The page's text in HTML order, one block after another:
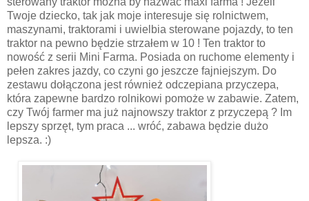
Twoje dziecko, tak jak moje interesuje się rolnictwem,
maszynami, traktorami i uwielbia sterowane pojazdy, to ten
traktor na pewno będzie strzałem w 10 ! Ten traktor to
nowość z serii Mini Farma. Posiada on ruchome elementy i
pełen zakres jazdy, co czyni go jeszcze fajniejszym. Do
zestawu dołączona jest również odczepiana przyczepa,
która zapewne bardzo rolnikowi pomoże w zabawie. Zatem,
czy Twój farmer ma już najnowszy traktor z przyczepą ? Im
lepszy sprzęt, tym praca ... wróć, zabawa będzie dużo
lepsza. :)